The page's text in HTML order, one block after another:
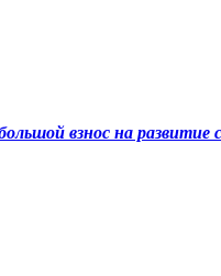
взнос на развитие